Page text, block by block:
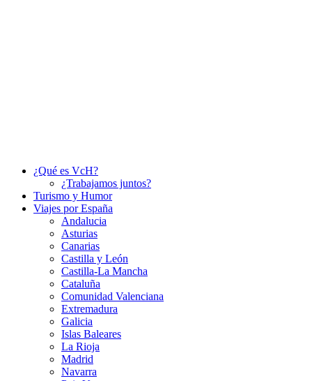
¿Qué es VcH?
¿Trabajamos juntos?
Turismo y Humor
Viajes por España
Andalucia
Asturias
Canarias
Castilla y León
Castilla-La Mancha
Cataluña
Comunidad Valenciana
Extremadura
Galicia
Islas Baleares
La Rioja
Madrid
Navarra